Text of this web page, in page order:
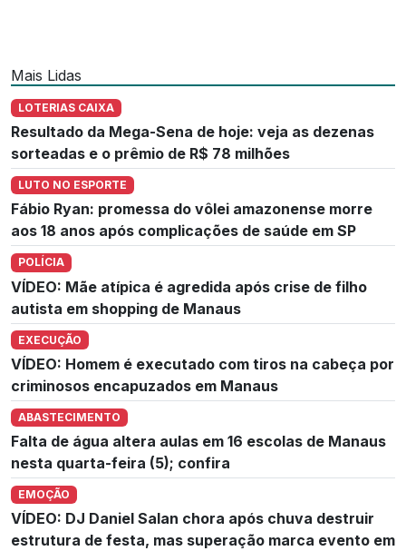
Mais Lidas
LOTERIAS CAIXA
Resultado da Mega-Sena de hoje: veja as dezenas
sorteadas e o prêmio de R$ 78 milhões
LUTO NO ESPORTE
Fábio Ryan: promessa do vôlei amazonense morre
aos 18 anos após complicações de saúde em SP
POLÍCIA
VÍDEO: Mãe atípica é agredida após crise de filho
autista em shopping de Manaus
EXECUÇÃO
VÍDEO: Homem é executado com tiros na cabeça por
criminosos encapuzados em Manaus
ABASTECIMENTO
Falta de água altera aulas em 16 escolas de Manaus
nesta quarta-feira (5); confira
EMOÇÃO
VÍDEO: DJ Daniel Salan chora após chuva destruir
estrutura de festa, mas superação marca evento em